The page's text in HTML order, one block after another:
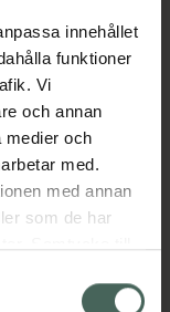
innehållet
funktioner
Vi
och annan
medier och
med.
med annan
som de har